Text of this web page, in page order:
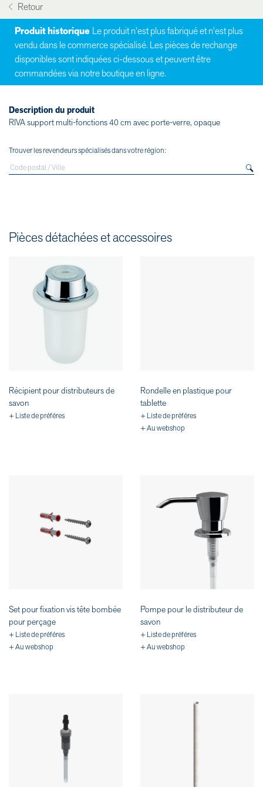
Retour
Produit historique Le produit n'est plus fabriqué et n'est plus
vendu dans le commerce spécialisé. Les pièces de rechange
disponibles sont indiquées ci-dessous et peuvent être
commandées via notre boutique en ligne.
Description du produit
RIVA support multi-fonctions 40 cm avec porte-verre, opaque
Trouver les revendeurs spécialisés dans votre région:
Pièces détachées et accessoires
Récipient pour distributeurs de
savon
+ Liste de préféres
Rondelle en plastique pour
tablette
+ Liste de préféres
+ Au webshop
Set pour fixation vis tête bombée
pour perçage
+ Liste de préféres
+ Au webshop
Pompe pour le distributeur de
savon
+ Liste de préféres
+ Au webshop